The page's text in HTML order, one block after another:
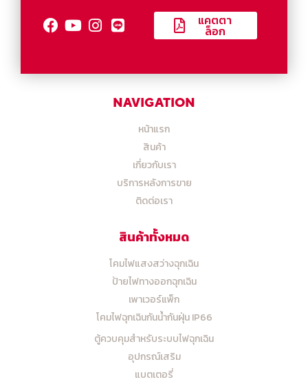
แคตตา
ล็อก
NAVIGATION
หน้าแรก
สินค้า
เกี่ยวกับเรา
บริการหลังการขาย
ติดต่อเรา
สินค้าทั้งหมด
โคมไฟแสงสว่างฉุกเฉิน
ป้ายไฟทางออกฉุกเฉิน
เพาเวอร์แพ็ก
โคมไฟฉุกเฉินกันน้ำกันฝุ่น IP66
ตู้ควบคุมสำหรับระบบไฟฉุกเฉิน
อุปกรณ์เสริม
แบตเตอรี่